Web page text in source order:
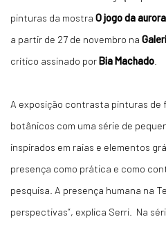
pinturas da mostra O jogo da aurora
a partir de 27 de novembro na
crítico assinado porBia Machado
A exposição contrasta pinturas de
botânicos com uma série de
inspirados em raias e elementos
presença como prática e como
pesquisa. A presença humana na
perspectivas”, explica Serri. Na